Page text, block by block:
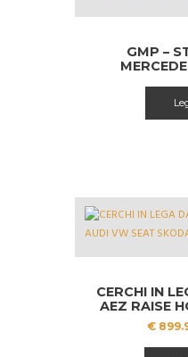
GMP –
CERCHI IN
AEZ RAISE
SKODA
€